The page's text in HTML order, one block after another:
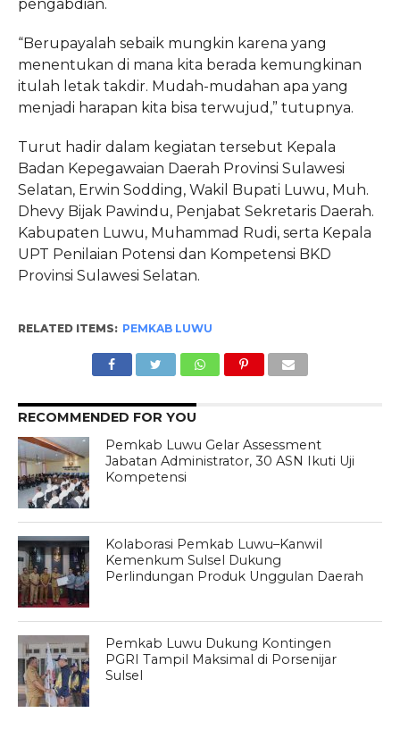
pengabdian.
“Berupayalah sebaik mungkin karena yang
menentukan di mana kita berada kemungkinan
itulah letak takdir. Mudah-mudahan apa yang
menjadi harapan kita bisa terwujud,” tutupnya.
Turut hadir dalam kegiatan tersebut Kepala
Badan Kepegawaian Daerah Provinsi Sulawesi
Selatan, Erwin Sodding, Wakil Bupati Luwu, Muh.
Dhevy Bijak Pawindu, Penjabat Sekretaris Daerah.
Kabupaten Luwu, Muhammad Rudi, serta Kepala
UPT Penilaian Potensi dan Kompetensi BKD
Provinsi Sulawesi Selatan.
RELATED ITEMS: PEMKAB LUWU
RECOMMENDED FOR YOU
Pemkab Luwu Gelar Assessment
Jabatan Administrator, 30 ASN Ikuti Uji
Kompetensi
Kolaborasi Pemkab Luwu–Kanwil
Kemenkum Sulsel Dukung
Perlindungan Produk Unggulan Daerah
Pemkab Luwu Dukung Kontingen
PGRI Tampil Maksimal di Porsenijar
Sulsel